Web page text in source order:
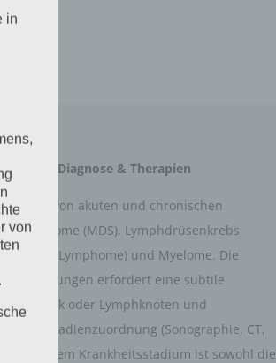
Diagnose & Therapien
von akuten und chronischen
Syndrome (MDS), Lymphdrüsenkrebs
Lymphome) und Myelome. Die
erfordert eine subtile
oder Lymphknoten und
zur Stadienzuordnung (Sonographie, CT,
und dem Krankheitsstadium ist sowohl die
in
von